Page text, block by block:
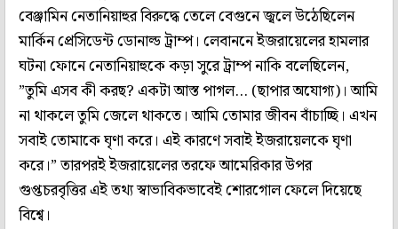
বেঞ্জামিন নেতানিয়াহুর বিরুদ্ধে তেলে বেগুনে জ্বলে উঠেছিলেন
মার্কিন প্রেসিডেন্ট ডোনাল্ড ট্রাম্প। লেবাননে ইজরায়েলের হামলার
ঘটনা ফোনে নেতানিয়াহুকে কড়া সুরে ট্রাম্প নাকি বলেছিলেন,
”তুমি এসব কী করছ? একটা আস্ত পাগল… (ছাপার অযোগ্য)। আমি
না থাকলে তুমি জেলে থাকতে। আমি তোমার জীবন বাঁচাচ্ছি। এখন
সবাই তোমাকে ঘৃণা করে। এই কারণে সবাই ইজরায়েলকে ঘৃণা
করে।” তারপরই ইজরায়েলের তরফে আমেরিকার উপর
গুপ্তচরবৃত্তির এই তথ্য স্বাভাবিকভাবেই শোরগোল ফেলে দিয়েছে
বিশ্বে।